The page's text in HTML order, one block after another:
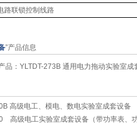
路联锁控制线路
”产品信息
品： YLTDT-273B 通用电力拖动实验室成
高级电工、模电、数电实验室成套设备
高级电工实验室成套设备（带功率表、功